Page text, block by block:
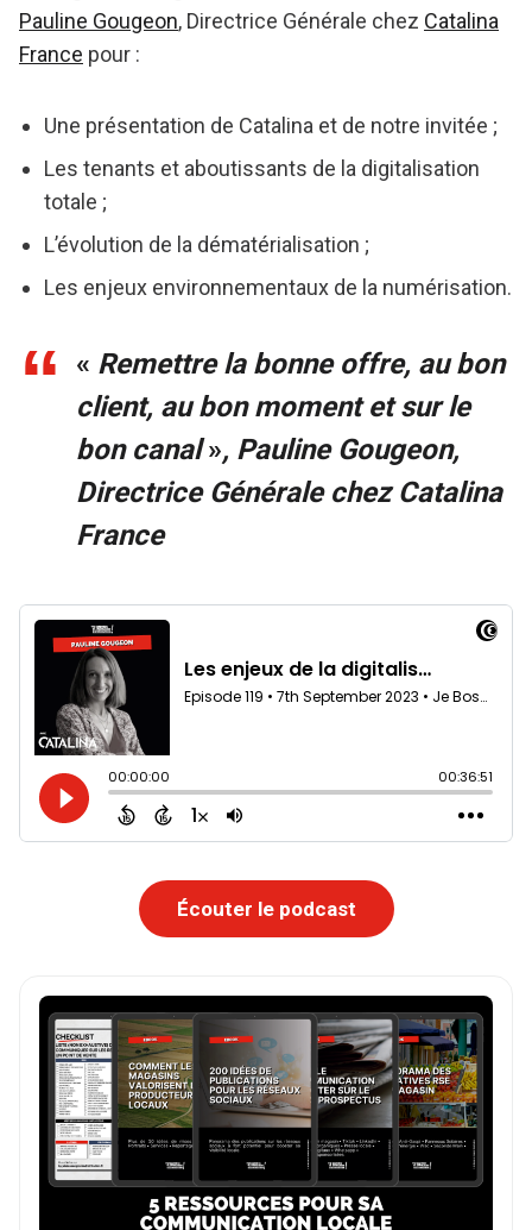
Pauline Gougeon, Directrice Générale chez Catalina
France pour :
Une présentation de Catalina et de notre invitée ;
Les tenants et aboutissants de la digitalisation
totale ;
L’évolution de la dématérialisation ;
Les enjeux environnementaux de la numérisation.
« Remettre la bonne offre, au bon
client, au bon moment et sur le
bon canal», Pauline Gougeon,
Directrice Générale chez Catalina
France
Écouter le podcast